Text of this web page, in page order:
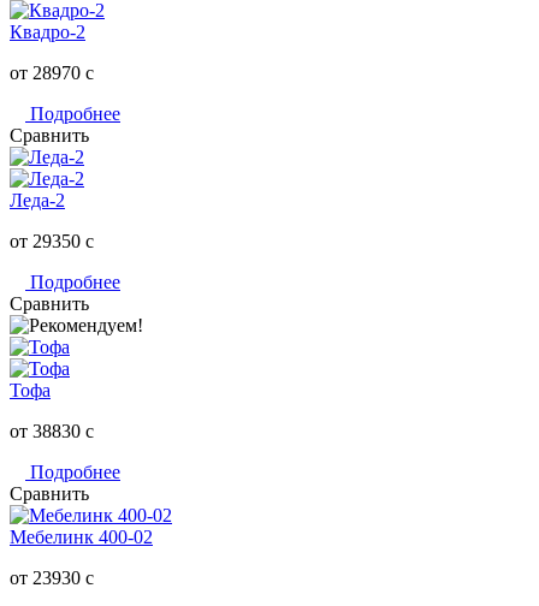
Квадро-2
от 28970 c
Подробнее
Сравнить
Леда-2
от 29350 c
Подробнее
Сравнить
Тофа
от 38830 c
Подробнее
Сравнить
Мебелинк 400-02
от 23930 c